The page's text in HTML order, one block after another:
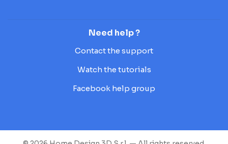
Need help ?
Contact the support
Watch the tutorials
Facebook help group